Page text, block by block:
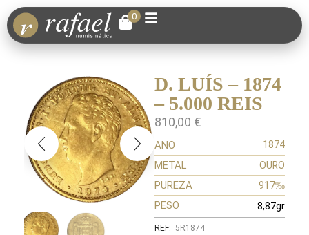
0
D. LUÍS – 1874
– 5.000 REIS
810,00 €
ANO 1874
METAL OURO
PUREZA 917‰
PESO 8,87gr
REF: 5R1874